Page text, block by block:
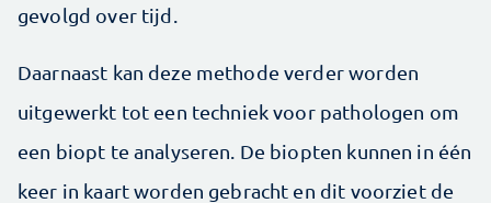
gevolgd over tijd.
Daarnaast kan deze methode verder worden
uitgewerkt tot een techniek voor pathologen om
een biopt te analyseren. De biopten kunnen in één
keer in kaart worden gebracht en dit voorziet de